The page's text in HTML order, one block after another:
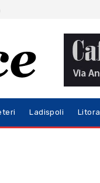
Ladispoli